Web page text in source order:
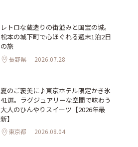
レトロな蔵造りの街並みと国宝の城。
松本の城下町で心ほぐれる週末1泊2日
の旅
長野県 2026.07.28
夏のご褒美に♪東京ホテル限定かき氷
41選。ラグジュアリーな空間で味わう
大人のひんやりスイーツ【2026年最
新】
東京都 2026.08.04